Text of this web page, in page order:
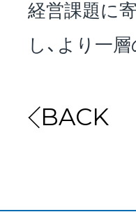
経営課題に
し、より一
BACK